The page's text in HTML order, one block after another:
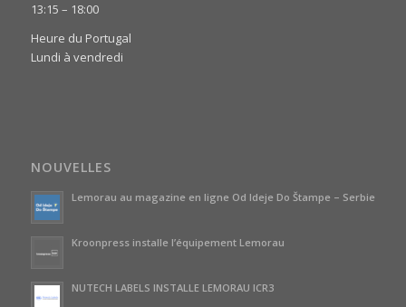
13:15 – 18:00
Heure du Portugal
Lundi à vendredi
NOUVELLES
Lemorau au magazine en ligne Od Ideje Do Štampe – Serbie
Kroonpress installe l’équipement Lemorau
NUTECH LABELS INSTALLE LEMORAU ICR3